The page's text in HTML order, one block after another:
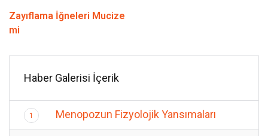
Zayıflama İğneleri Mucize
mi
Haber Galerisi İçerik
1 Menopozun Fizyolojik Yansımaları